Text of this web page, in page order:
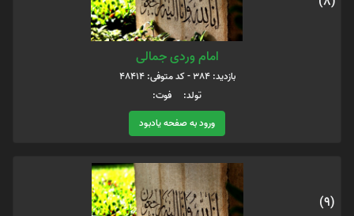
امام وردی جمالی
بازدید: 384 - کد متوفی: 48414
تولد: فوت:
ورود به صفحه یادبود
(9)